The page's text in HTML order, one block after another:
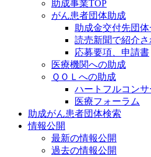
助成事業TOP
がん患者団体助成
助成金交付先団
読売新聞で紹介
応募要項、申請書
医療機関への助成
ＱＯＬへの助成
ハートフルコンサ
医療フォーラム
助成がん患者団体検索
情報公開
最新の情報公開
過去の情報公開